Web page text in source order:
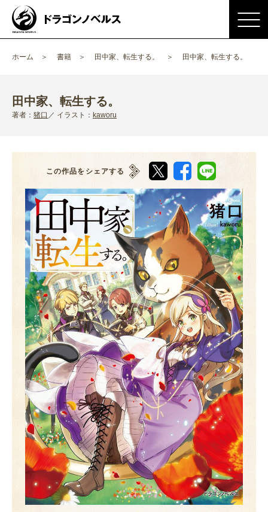
ホーム 書籍 田中家、転生する。 田中家、転生する。
田中家、転生する。
著者： 猪口 イラスト： kaworu
この作品をシェアする